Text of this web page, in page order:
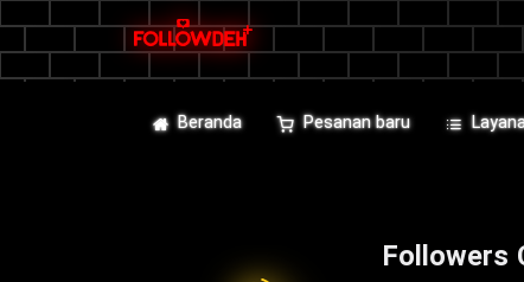
Beranda Pesanan baru
Followers